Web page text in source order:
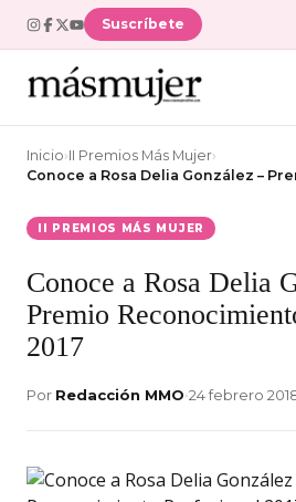
Suscríbete
Inicio›II Premios Más Mujer›
Conoce a Rosa Delia González –
II PREMIOS MÁS MUJER
Conoce a Rosa Delia
Premio
2017
Por Redacción MMO•24 febrero